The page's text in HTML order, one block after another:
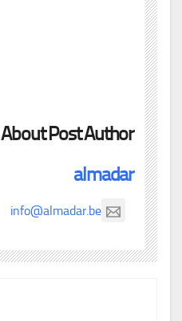
About Post Author
almadar
info@almadar.be